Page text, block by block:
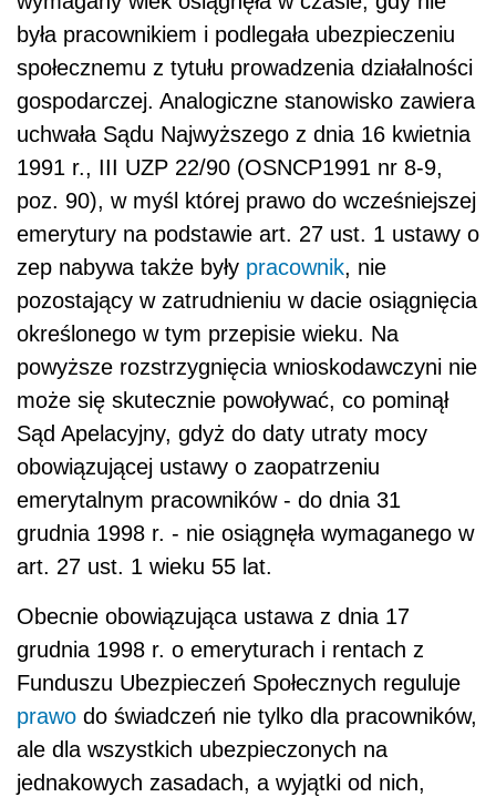
była pracownikiem i podlegała ubezpieczeniu
społecznemu z tytułu prowadzenia działalności
gospodarczej. Analogiczne stanowisko zawiera
uchwała Sądu Najwyższego z dnia 16 kwietnia
1991 r., III UZP 22/90 (OSNCP1991 nr 8-9,
poz. 90), w myśl której prawo do wcześniejszej
emerytury na podstawie art. 27 ust. 1 ustawy o
zep nabywa także były pracownik, nie
pozostający w zatrudnieniu w dacie osiągnięcia
określonego w tym przepisie wieku. Na
powyższe rozstrzygnięcia wnioskodawczyni nie
może się skutecznie powoływać, co pominął
Sąd Apelacyjny, gdyż do daty utraty mocy
obowiązującej ustawy o zaopatrzeniu
emerytalnym pracowników - do dnia 31
grudnia 1998 r. - nie osiągnęła wymaganego w
art. 27 ust. 1 wieku 55 lat.
Obecnie obowiązująca ustawa z dnia 17
grudnia 1998 r. o emeryturach i rentach z
Funduszu Ubezpieczeń Społecznych reguluje
prawo do świadczeń nie tylko dla pracowników,
ale dla wszystkich ubezpieczonych na
jednakowych zasadach, a wyjątki od nich,